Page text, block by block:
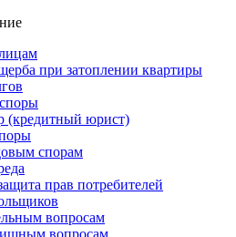
при затоплении квартиры
(кредитный юрист)
спорам
прав потребителей
вопросам
вопросам